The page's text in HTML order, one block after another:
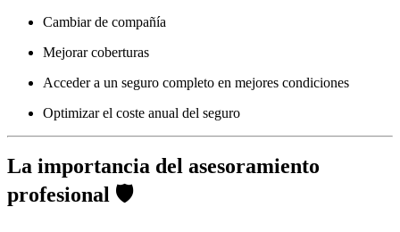
Cambiar de compañía
Mejorar coberturas
Acceder a un seguro completo en mejores condiciones
Optimizar el coste anual del seguro
La importancia del asesoramiento
profesional 🛡️